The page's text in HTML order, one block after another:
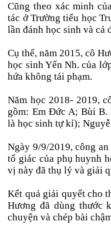
Cũng theo xác minh
tác ở Trường tiểu học
lần đánh học sinh và cả
Cụ thể, năm 2015, cô
học sinh Yến Nh. của
hứa không tái phạm.
Năm học 2018- 2019,
gồm: Em Đức A; Bùi B.
là học sinh tự kỉ);
Ngày 9/9/2019, công
tố giác của phụ huynh
vị này đã thụ lý và giải
Kết quả giải quyết cho
Hương đã dùng thước
chuyện và chép bài